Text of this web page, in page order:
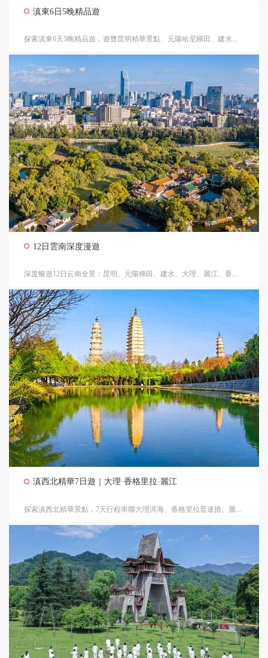
滇東6日5晚精品遊
探索滇東6天5晚精品遊，遊覽昆明精華景點、元陽哈尼梯田、建水...
12日雲南深度漫遊
深度暢遊12日云南全景：昆明、元陽梯田、建水、大理、麗江、香...
滇西北精華7日遊｜大理·香格里拉·麗江
探索滇西北精華景點，7天行程串聯大理洱海、香格里拉普達措、麗...